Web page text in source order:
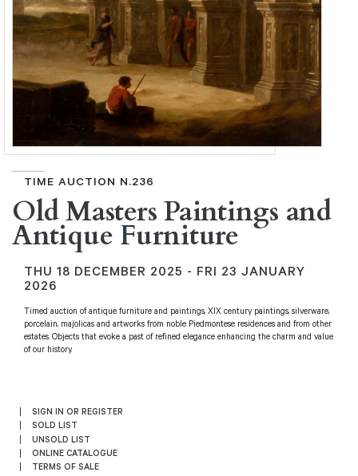
TIME AUCTION N.236
Old Masters Paintings and
Antique Furniture
THU 18 DECEMBER 2025 - FRI 23 JANUARY
2026
Timed auction of antique furniture and paintings, XIX century paintings, silverware,
porcelain, majolicas and artworks from noble Piedmontese residences and from other
estates. Objects that evoke a past of refined elegance enhancing the charm and value
of our history.
SIGN IN OR REGISTER
SOLD LIST
UNSOLD LIST
ONLINE CATALOGUE
TERMS OF SALE